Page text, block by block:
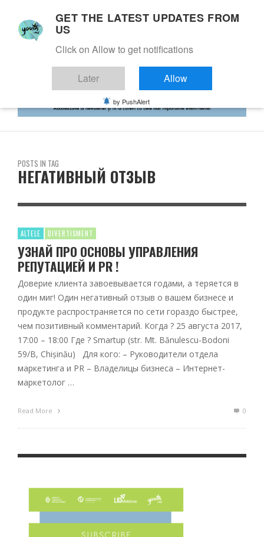
POSTS IN TAG
НЕГАТИВНЫЙ ОТЗЫВ
ALTELE DIVERTISMENT
УЗНАЙ ПРО ОСНОВЫ УПРАВЛЕНИЯ
РЕПУТАЦИЕЙ И PR !
Доверие клиента завоевывается годами, а теряется в
один миг! Один негативный отзыв о вашем бизнесе и
продукте распространяется по сети гораздо быстрее,
чем позитивный комментарий. Когда ? 25 августа 2017,
17:00 – 18:00 Где ? Smartup (str. Mt. Bănulescu-Bodoni
59/B, Chișinău) Для кого: – Руководители отдела
маркетинга и PR – Владелицы бизнеса – Интернет-
маркетолог …
Read More 0
GET THE LATEST UPDATES FROM
US
Click on Allow to get notifications
Later Allow
by PushAlert